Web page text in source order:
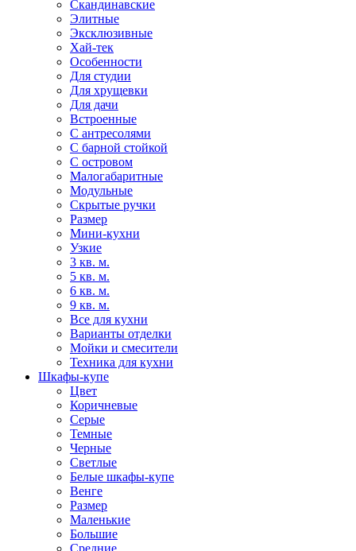
Скандинавские
Элитные
Эксклюзивные
Хай-тек
Особенности
Для студии
Для хрущевки
Для дачи
Встроенные
С антресолями
С барной стойкой
С островом
Малогабаритные
Модульные
Скрытые ручки
Размер
Мини-кухни
Узкие
3 кв. м.
5 кв. м.
6 кв. м.
9 кв. м.
Все для кухни
Варианты отделки
Мойки и смесители
Техника для кухни
Шкафы-купе
Цвет
Коричневые
Серые
Темные
Черные
Светлые
Белые шкафы-купе
Венге
Размер
Маленькие
Большие
Средние